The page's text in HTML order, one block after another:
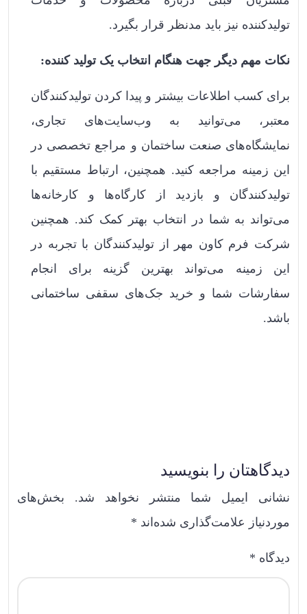
تولیدکننده نیز باید مدنظر قرار بگیرد.
نکات مهم دیگر جهت هنگام انتخاب یک تولید کننده:
برای کسب اطلاعات بیشتر و پیدا کردن تولیدکنندگان
معتبر، می‌توانید به وب‌سایت‌های تجاری،
نمایشگاه‌های صنعت ساختمان و مراجع تخصصی در
این زمینه مراجعه کنید. همچنین، ارتباط مستقیم با
تولیدکنندگان و بازدید از کارگاه‌ها و کارخانه‌ها
می‌تواند به شما در انتخاب بهتر کمک کند. همچنین
شرکت فرم کاون مهر از تولیدکنندگان با تجربه در
این زمینه می‌تواند بهترین گزینه برای انجام
سفارشات شما و خرید جک‌های سقفی ساختمانی
باشد.
دیدگاهتان را بنویسید
نشانی ایمیل شما منتشر نخواهد شد.
بخش‌های
موردنیاز علامت‌گذاری شده‌اند *
دیدگاه *